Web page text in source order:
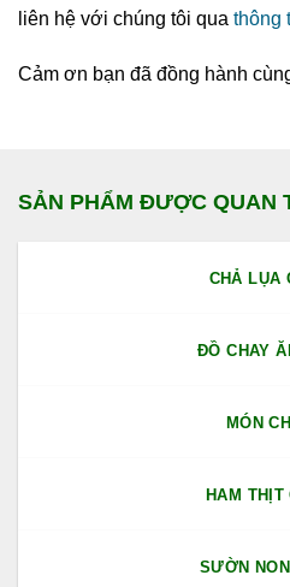
liên hệ với chúng tôi qua thông
Cảm ơn bạn đã đồng hành
SẢN PHẨM ĐƯỢC QUAN
CHẢ LỤA
ĐỒ CHAY
MÓN
HAM THỊT
SƯỜN